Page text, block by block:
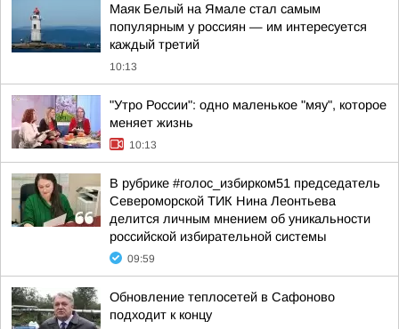
Маяк Белый на Ямале стал самым
популярным у россиян — им интересуется
каждый третий
10:13
"Утро России": одно маленькое "мяу", которое
меняет жизнь
10:13
В рубрике #голос_избирком51 председатель
Североморской ТИК Нина Леонтьева
делится личным мнением об уникальности
российской избирательной системы
09:59
Обновление теплосетей в Сафоново
подходит к концу